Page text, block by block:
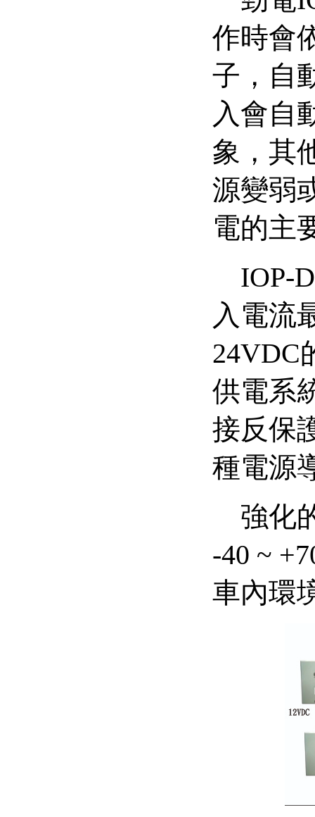
作時會
子，自
入會自
象，其
源變弱
電的主
IOP-
入電流
24VDC
供電系
接反保
種電源
強化
-40 ~
車內環